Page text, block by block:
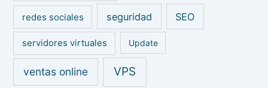
redes sociales seguridad SEO
servidores virtuales Update
ventas online VPS